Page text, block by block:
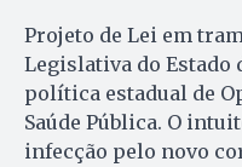
Projeto de Lei em
Legislativa do
política estadual de
Saúde Pública. O
infecção pelo novo